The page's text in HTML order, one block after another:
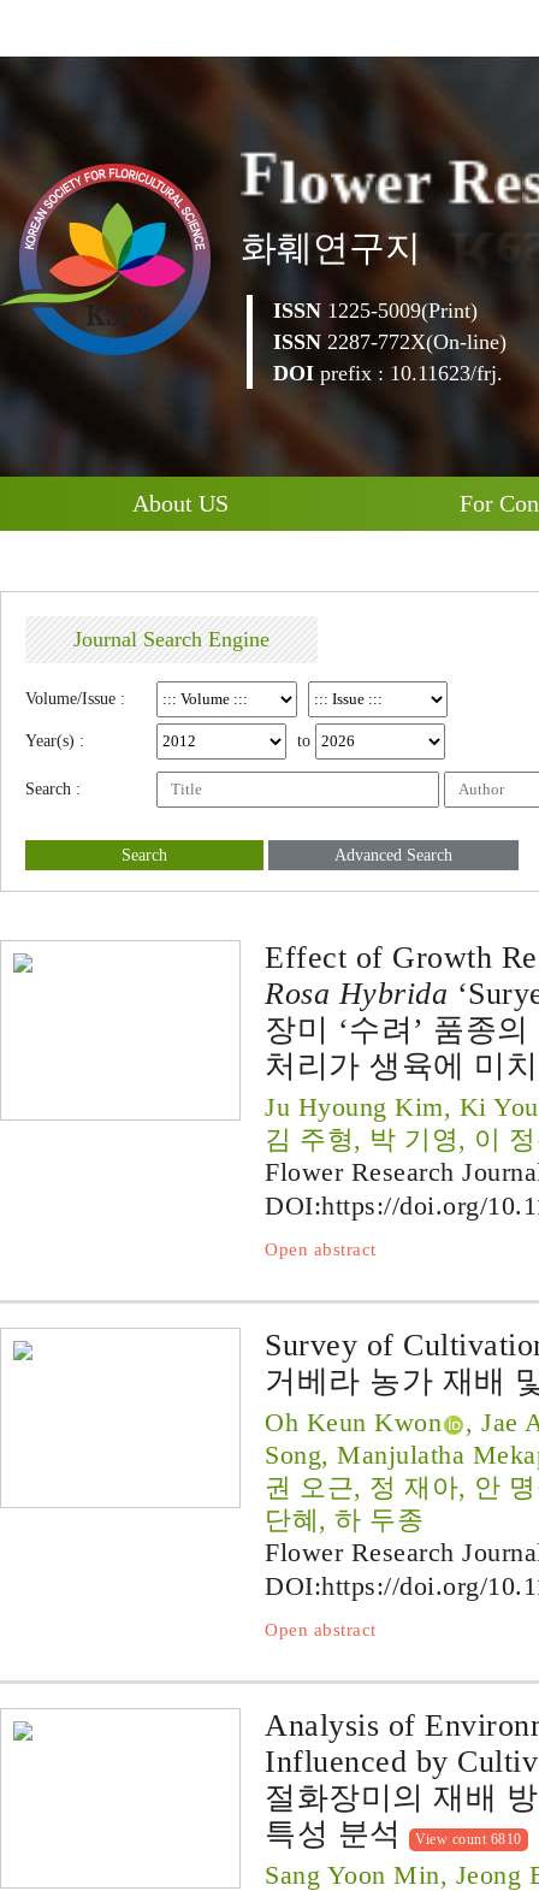
Flower Re
화훼연구지
ISSN 1225-5009(Print)
ISSN 2287-772X(On-line)
DOI prefix : 10.11623/frj.
About US For
Journal Search Engine
Volume/Issue :
Year(s) : to
Search :
Search Advanced Search
Effect of Growth
Rosa Hybrida
장미 ‘수려’ 품종
처리가 생육에 미
Ju Hyoung Kim, Ki
김 주형, 박 기영, 이
Flower Research
DOI:https://doi.org/
Open abstract
Survey of
거베라 농가 재배
Oh Keun Kwon
, Jae
Song, Manjulatha
권 오근, 정 재아, 안
단혜, 하 두종
Flower Research
DOI:https://doi.org/
Open abstract
Analysis of
Influenced by
절화장미의 재배
특성 분석
View count 6810
Sang Yoon Min, Jeong